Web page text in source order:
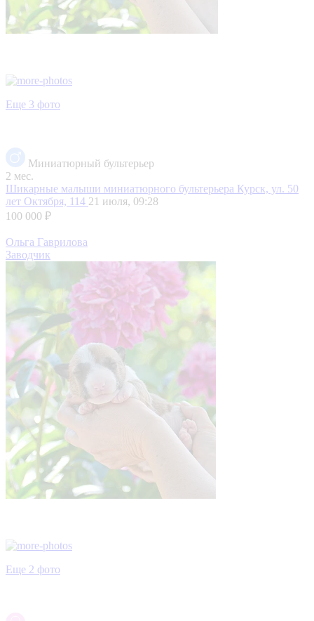
Еще 3 фото
Миниатюрный бультерьер
2 мес.
Шикарные малыши миниатюрного бультерьера Курск, ул. 50
лет Октября, 114 21 июля, 09:28
100 000 ₽
Ольга Гаврилова
Заводчик
Еще 2 фото